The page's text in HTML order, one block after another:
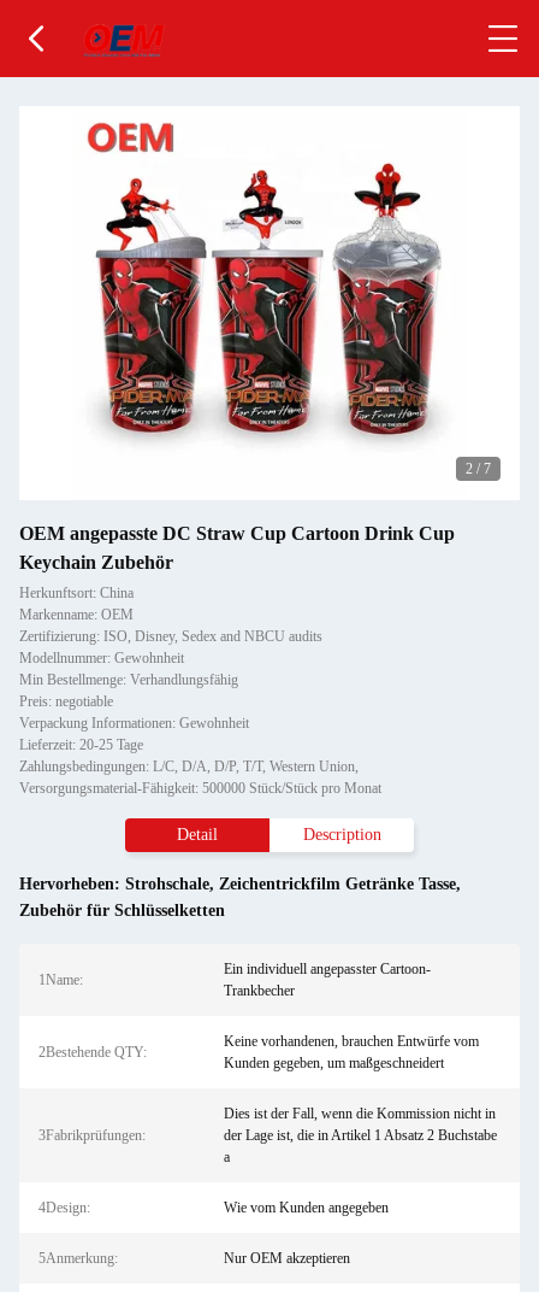
2 / 7
OEM angepasste DC Straw Cup Cartoon Drink Cup
Keychain Zubehör
Herkunftsort: China
Markenname: OEM
Zertifizierung: ISO, Disney, Sedex and NBCU audits
Modellnummer: Gewohnheit
Min Bestellmenge: Verhandlungsfähig
Preis: negotiable
Verpackung Informationen: Gewohnheit
Lieferzeit: 20-25 Tage
Zahlungsbedingungen: L/C, D/A, D/P, T/T, Western Union,
Versorgungsmaterial-Fähigkeit: 500000 Stück/Stück pro Monat
Detail Description
Hervorheben: Strohschale, Zeichentrickfilm Getränke Tasse,
Zubehör für Schlüsselketten
1Name:
Ein individuell angepasster Cartoon-
Trankbecher
2Bestehende QTY:
Keine vorhandenen, brauchen Entwürfe vom
Kunden gegeben, um maßgeschneidert
3Fabrikprüfungen:
Dies ist der Fall, wenn die Kommission nicht in
der Lage ist, die in Artikel 1 Absatz 2 Buchstabe
a
4Design: Wie vom Kunden angegeben
5Anmerkung: Nur OEM akzeptieren